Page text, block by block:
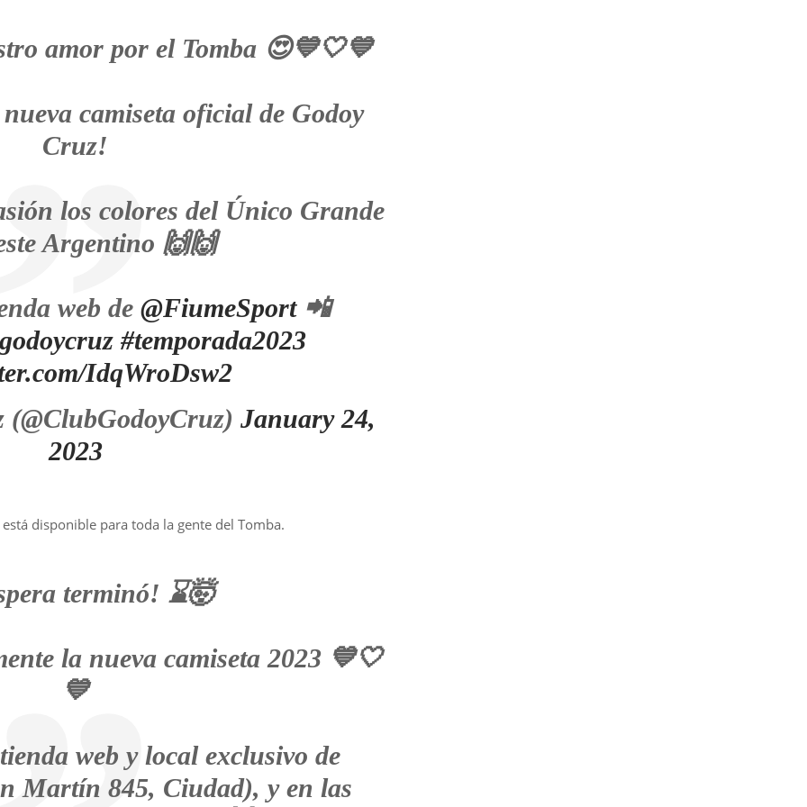
amor por el Tomba 😍💙🤍💙
camiseta oficial de Godoy
Cruz!
los colores del Único Grande
Argentino 🙌🙌
web de @FiumeSport📲
#temporada2023
IdqWroDsw2
January 24,
2023
disponible para toda la gente del Tomba.
terminó! ⌛🤯
la nueva camiseta 2023 💙🤍
💙
web y local exclusivo de
Martín 845, Ciudad), y en las